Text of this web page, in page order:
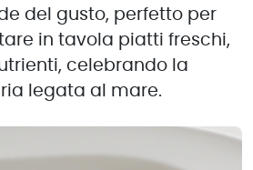
del gusto, perfetto per
in tavola piatti freschi,
celebrando la
legata al mare.